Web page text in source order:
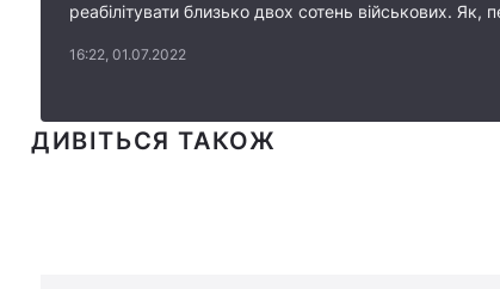
реабілітувати близько двох сотень військових.
16:22, 01.07.2022
ДИВІТЬСЯ ТАКОЖ